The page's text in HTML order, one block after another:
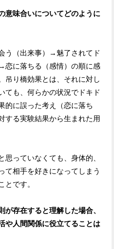
味合いについてどのように
う（出来事）→魅了されてド
恋に落ちる（感情）の順に感
吊り橋効果とは、それに対し
ても、何らかの状況でドキド
的に誤った考え（恋に落ち
する実験結果から生まれた用
っていなくても、身体的、
て相手を好きになってしまう
とです。
存在すると理解した場合、
や人間関係に役立てることは